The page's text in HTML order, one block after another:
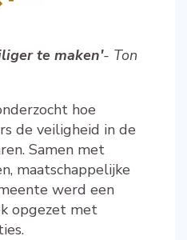
te maken'- Ton
hoe
de veiligheid in de
Samen met
maatschappelijke
werd een
opgezet met